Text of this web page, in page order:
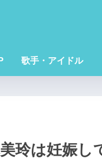
歌手・アイドル
玲は妊娠